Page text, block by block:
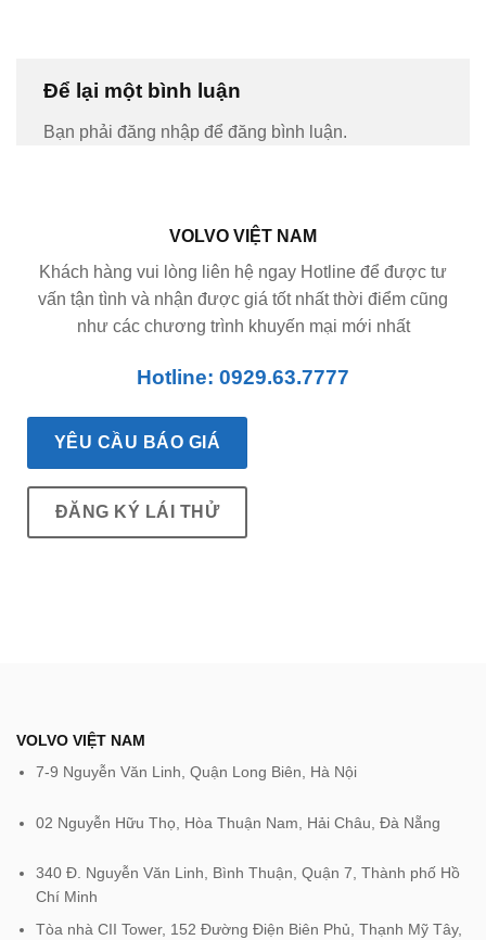
Để lại một bình luận
Bạn phải đăng nhập để đăng bình luận.
VOLVO VIỆT NAM
Khách hàng vui lòng liên hệ ngay Hotline để được tư
vấn tận tình và nhận được giá tốt nhất thời điểm cũng
như các chương trình khuyến mại mới nhất
Hotline: 0929.63.7777
YÊU CẦU BÁO GIÁ
ĐĂNG KÝ LÁI THỬ
VOLVO VIỆT NAM
7-9 Nguyễn Văn Linh, Quận Long Biên, Hà Nội
02 Nguyễn Hữu Thọ, Hòa Thuận Nam, Hải Châu, Đà Nẵng
340 Đ. Nguyễn Văn Linh, Bình Thuận, Quận 7, Thành phố Hồ
Chí Minh
Tòa nhà CII Tower, 152 Đường Điện Biên Phủ, Thạnh Mỹ Tây,